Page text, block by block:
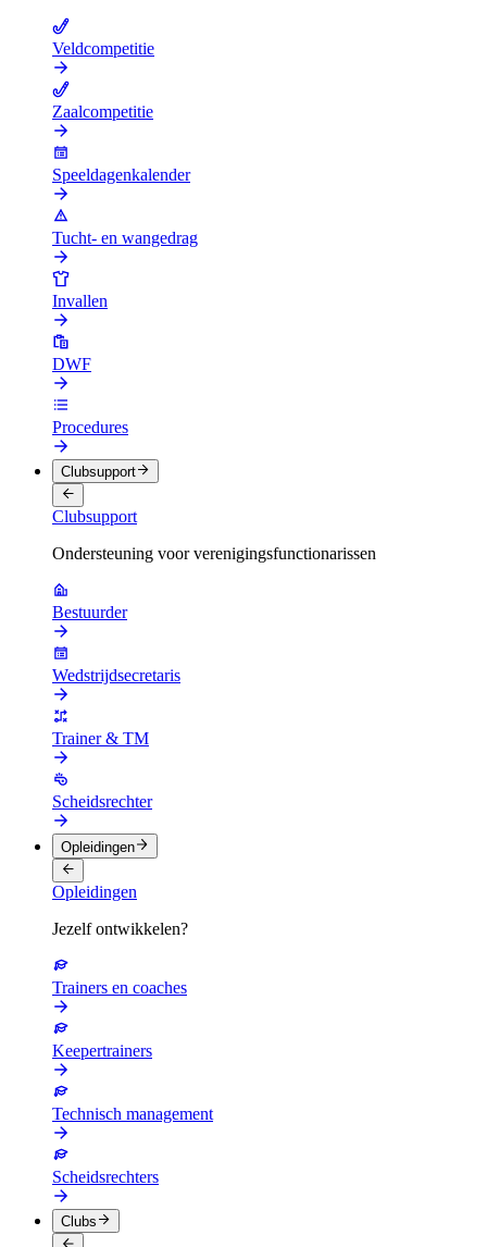
Veldcompetitie
Zaalcompetitie
Speeldagenkalender
Tucht- en wangedrag
Invallen
DWF
Procedures
Clubsupport
Clubsupport
Ondersteuning voor verenigingsfunctionarissen
Bestuurder
Wedstrijdsecretaris
Trainer & TM
Scheidsrechter
Opleidingen
Opleidingen
Jezelf ontwikkelen?
Trainers en coaches
Keepertrainers
Technisch management
Scheidsrechters
Clubs